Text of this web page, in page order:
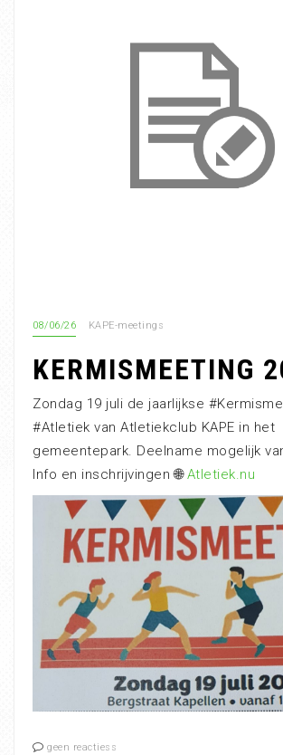
08/06/26 KAPE-meetings
KERMISMEETING
Zondag 19 juli de jaarlijkse
#Atletiek van Atletiekclub KAPE in het
gemeentepark. Deelname mogelijk
Info en inschrijvingen 🌐Atletiek.nu
geen reactiess